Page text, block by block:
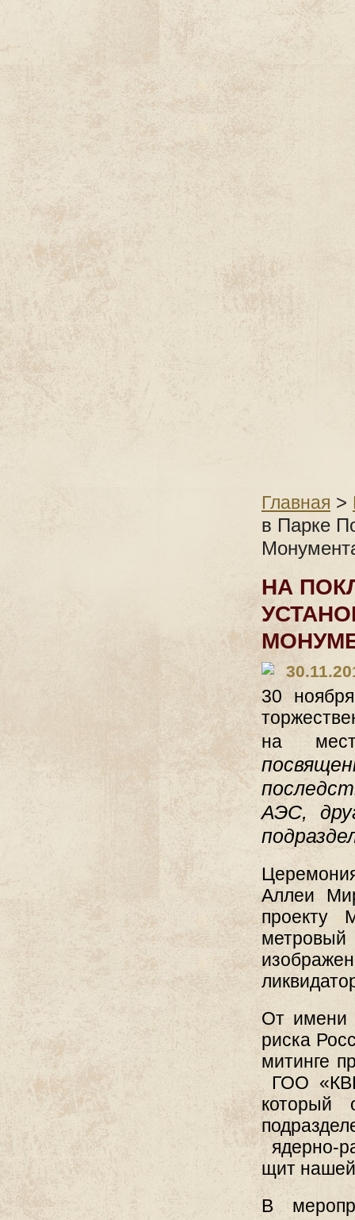
Главная >
в Парке
НА
30
на
АЭС,
Аллеи
проекту
метровый
От имени
риска
митинге
ГОО
который
ядерно-
щит
В